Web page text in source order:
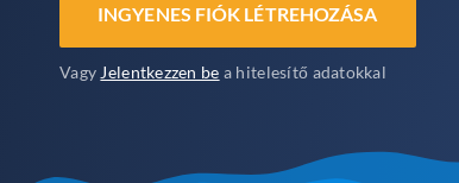
INGYENES FIÓK LÉTREHOZÁSA
Vagy Jelentkezzen be a hitelesítő adatokkal